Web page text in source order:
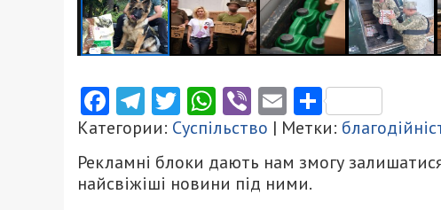
Facebook
Telegram
Twitter
WhatsApp
ViberEmail
Категории: Суспільство | Метки:
Рекламні блоки дають нам змогу
найсвіжіші новини під ними.